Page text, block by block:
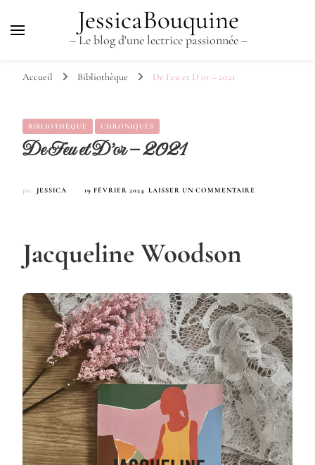
JessicaBouquine
– Le blog d'une lectrice passionnée –
Accueil Bibliothèque De Feu et D’or – 2021
BIBLIOTHÈQUE CHRONIQUES
De Feu et D’or – 2021
par JESSICA 19 FÉVRIER 2024 LAISSER UN COMMENTAIRE
Jacqueline Woodson